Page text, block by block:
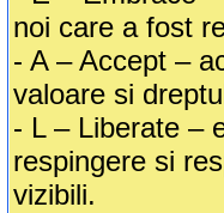
noi care a fost
- A – Accept –
valoare si
- L – Liberate –
respingere si
vizibili.